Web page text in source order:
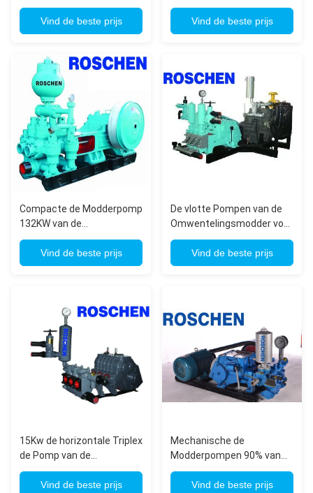
boormodderpomp met
elektromotor
Vind de beste prijs
Duiker de Modderpompen
van de Boringsinstallatie
voor mijnbouw
Vind de beste prijs
Compacte de Modderpomp
132KW van de
Dieselmotorboring met
Elektrische Motor
Vind de beste prijs
De vlotte Pompen van de
Omwentelingsmodder voor
Boringsinstallaties,
Langere Levensduur
Vind de beste prijs
15Kw de horizontale Triplex
de Pomp van de
Boringsmodder Enige
Pomp van de Acteren
Vind de beste prijs
Mechanische de
Modderpompen 90% van
de boringsinstallatie en
100% Volumetrische
Vind de beste prijs